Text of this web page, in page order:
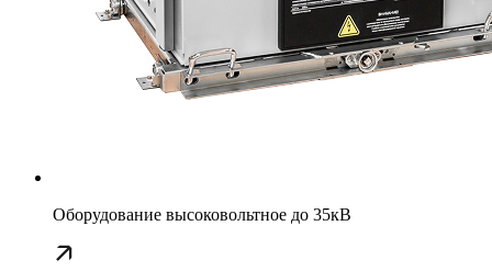
Оборудование высоковольтное до 35кВ